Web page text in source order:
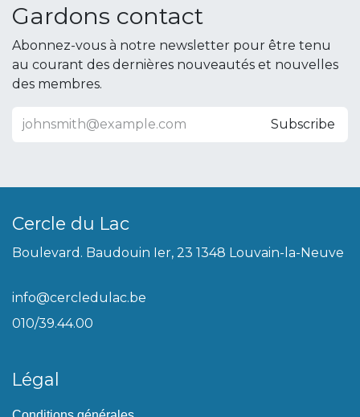
Gardons contact
Abonnez-vous à notre newsletter pour être tenu
au courant des dernières nouveautés et nouvelles
des membres.
Subscribe
Cercle du Lac
Boulevard. Baudouin Ier, 23 1348 Louvain-la-Neuve
info@cercledulac.be
010/39.44.00
Légal